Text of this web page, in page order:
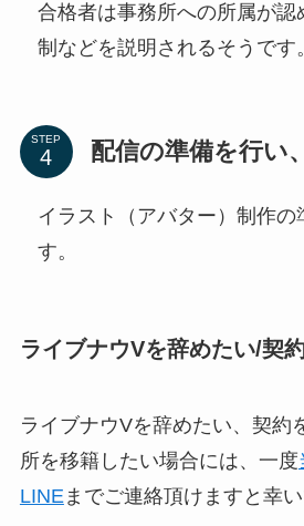
合格者は事務所への所属が認
制などを説明されるそうです。
STEP 配信の準備を行い
イラスト（アバター）制作の
す。
ライブナウVを辞めたい/契
ライブナウVを辞めたい、契約
所を移籍したい場合には、一度
LINEまでご連絡頂けますと幸い